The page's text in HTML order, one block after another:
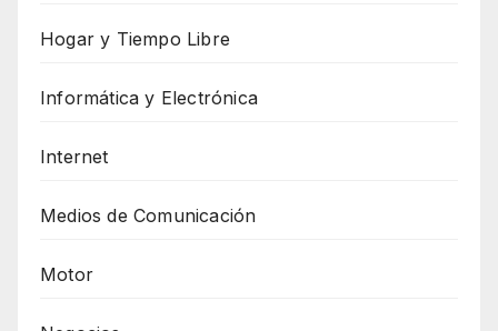
Hogar y Tiempo Libre
Informática y Electrónica
Internet
Medios de Comunicación
Motor